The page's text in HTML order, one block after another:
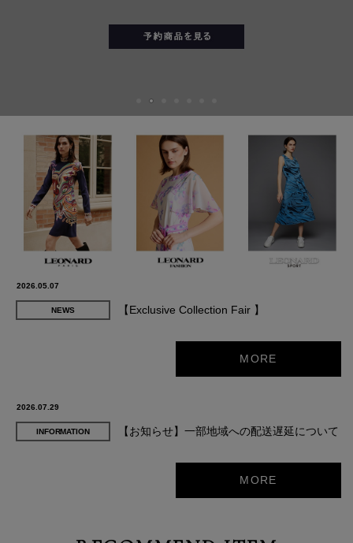
2026.05.07
NEWS 【Exclusive Collection Fair 】
MORE
2026.07.29
INFORMATION 【お知らせ】一部地域への配送遅延について
MORE